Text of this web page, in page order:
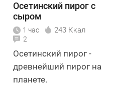
Осетинский пирог с
сыром
1 час 243 Ккал
2
Осетинский пирог -
древнейший пирог на
планете.